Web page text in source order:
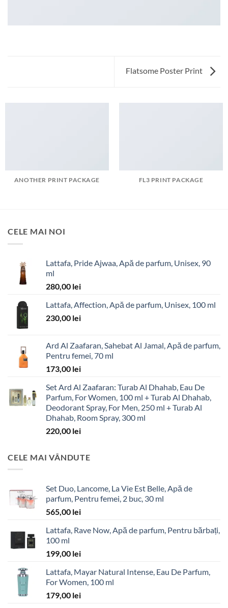
Flatsome Poster Print
ANOTHER PRINT PACKAGE FL3 PRINT PACKAGE
CELE MAI NOI
Lattafa, Pride Ajwaa, Apă de parfum, Unisex, 90
ml
280,00 lei
Lattafa, Affection, Apă de parfum, Unisex, 100 ml
230,00 lei
Ard Al Zaafaran, Sahebat Al Jamal, Apă de parfum,
Pentru femei, 70 ml
173,00 lei
Set Ard Al Zaafaran: Turab Al Dhahab, Eau De
Parfum, For Women, 100 ml + Turab Al Dhahab,
Deodorant Spray, For Men, 250 ml + Turab Al
Dhahab, Room Spray, 300 ml
220,00 lei
CELE MAI VÂNDUTE
Set Duo, Lancome, La Vie Est Belle, Apă de
parfum, Pentru femei, 2 buc, 30 ml
565,00 lei
Lattafa, Rave Now, Apă de parfum, Pentru bărbați,
100 ml
199,00 lei
Lattafa, Mayar Natural Intense, Eau De Parfum,
For Women, 100 ml
179,00 lei